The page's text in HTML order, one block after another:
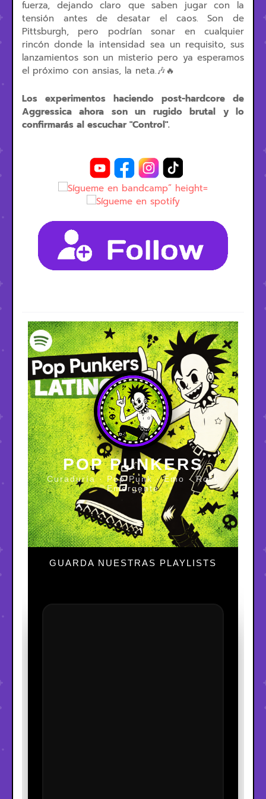
fuerza, dejando claro que saben jugar con la
tensión antes de desatar el caos. Son de
Pittsburgh, pero podrían sonar en cualquier
rincón donde la intensidad sea un requisito, sus
lanzamientos son un misterio pero ya esperamos
el próximo con ansias, la neta.🎶🔥
Los experimentos haciendo post-hardcore de
Aggressica ahora son un rugido brutal y lo
confirmarás al escuchar "Control".
POP PUNKERS
Curaduría · Pop Punk · Emo · Rock
Emergente
GUARDA NUESTRAS PLAYLISTS